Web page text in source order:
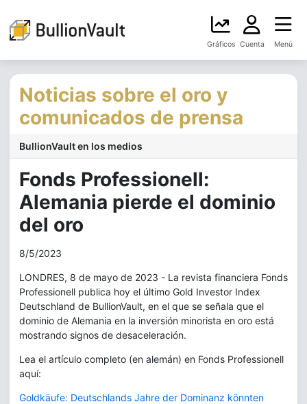
Gráficos Cuenta Menú
Noticias sobre el oro y
comunicados de prensa
BullionVault en los medios
Fonds Professionell:
Alemania pierde el dominio
del oro
8/5/2023
LONDRES, 8 de mayo de 2023 - La revista financiera Fonds
Professionell publica hoy el último Gold Investor Index
Deutschland de BullionVault, en el que se señala que el
dominio de Alemania en la inversión minorista en oro está
mostrando signos de desaceleración.
Lea el artículo completo (en alemán) en Fonds Professionell
aquí:
Goldkäufe: Deutschlands Jahre der Dominanz könnten